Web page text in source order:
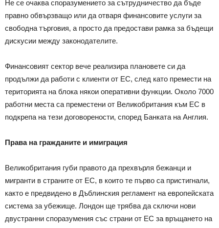
Не се очаква споразумението за сътрудничество да бъде
правно обвързващо или да отваря финансовите услуги за
свободна търговия, а просто да предостави рамка за бъдещи
дискусии между законодателите.
Финансовият сектор вече реализира плановете си да
продължи да работи с клиенти от ЕС, след като премести на
територията на блока някои оперативни функции. Около 7000
работни места са преместени от Великобритания към ЕС в
подкрепа на тези договорености, според Банката на Англия.
Права на гражданите и имиграция
Великобритания губи правото да прехвърля бежанци и
мигранти в страните от ЕС, в които те първо са пристигнали,
както е предвидено в Дъблинския регламент на европейската
система за убежище. Лондон ще трябва да сключи нови
двустранни споразумения със страни от ЕС за връщането на